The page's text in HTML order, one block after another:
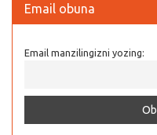
Email obuna
Email manzilingizni yozing: